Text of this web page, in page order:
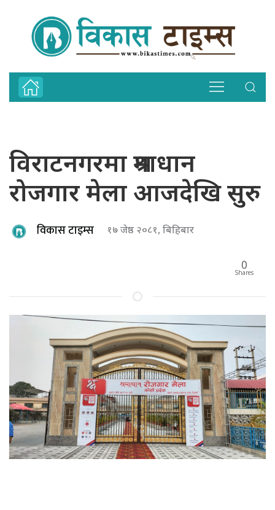
विराटनगरमा श्रमाधान
रोजगार मेला आजदेखि सुरु
विकास टाइम्स १७ जेष्ठ २०८१, बिहिबार
0
Shares